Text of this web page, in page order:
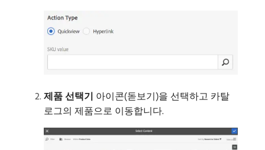
제품 선택기 아이콘(돋보기)을 선택하고 카탈
로그의 제품으로 이동합니다.